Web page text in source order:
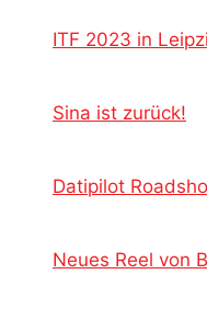
ITF 2023 in
Sina ist zurück!
Datipilot
Neues Reel von